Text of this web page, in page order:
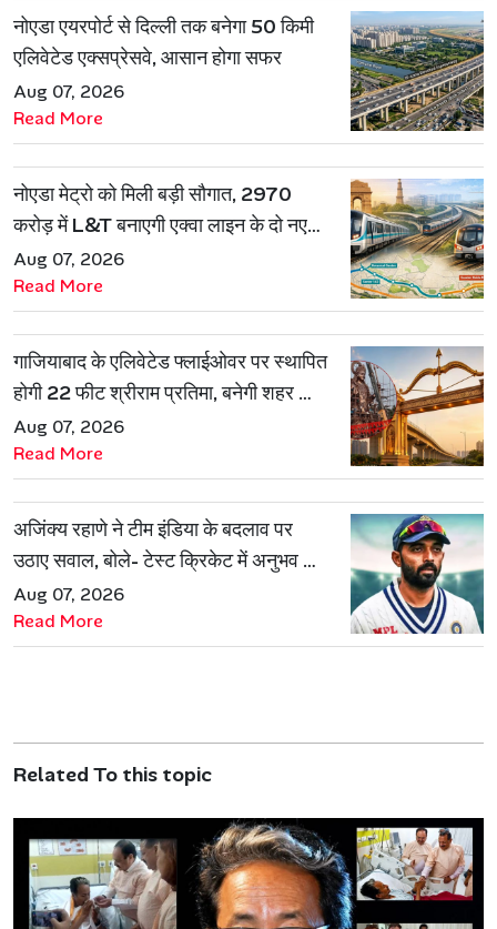
नोएडा एयरपोर्ट से दिल्ली तक बनेगा 50 किमी
एलिवेटेड एक्सप्रेसवे, आसान होगा सफर
Aug 07, 2026
Read More
नोएडा मेट्रो को मिली बड़ी सौगात, 2970
करोड़ में L&T बनाएगी एक्वा लाइन के दो नए
रूट
Aug 07, 2026
Read More
गाजियाबाद के एलिवेटेड फ्लाईओवर पर स्थापित
होगी 22 फीट श्रीराम प्रतिमा, बनेगी शहर की
नई पहचान
Aug 07, 2026
Read More
अजिंक्य रहाणे ने टीम इंडिया के बदलाव पर
उठाए सवाल, बोले- टेस्ट क्रिकेट में अनुभव की
जरूरत हमेशा रहेगी
Aug 07, 2026
Read More
Related To this topic